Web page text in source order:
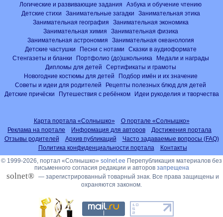
Логические и развивающие задания
Азбука и обучение чтению
Детские стихи
Занимательные загадки
Занимательная этика
Занимательная география
Занимательная экономика
Занимательная химия
Занимательная физика
Занимательная астрономия
Занимательная океанология
Детские частушки
Песни с нотами
Сказки в аудиоформате
Стенгазеты и бланки
Портфолио (до)школьника
Медали и награды
Дипломы для детей
Сертификаты и грамоты
Новогодние костюмы для детей
Подбор имён и их значение
Советы и идеи для родителей
Рецепты полезных блюд для детей
Детские причёски
Путешествия с ребёнком Идеи рукоделия и творчества
Карта портала «Солнышко»
О портале «Солнышко»
Реклама на портале
Информация для авторов
Достижения портала
Отзывы родителей
Архив публикаций
Часто задаваемые вопросы (FAQ)
Политика конфиденциальности портала
Контакты
© 1999-2026, портал «Солнышко» solnet.ee Перепубликация материалов без
письменного согласия редакции и авторов запрещена
solnet® — зарегистрированный товарный знак. Все права защищены и
охраняются законом.